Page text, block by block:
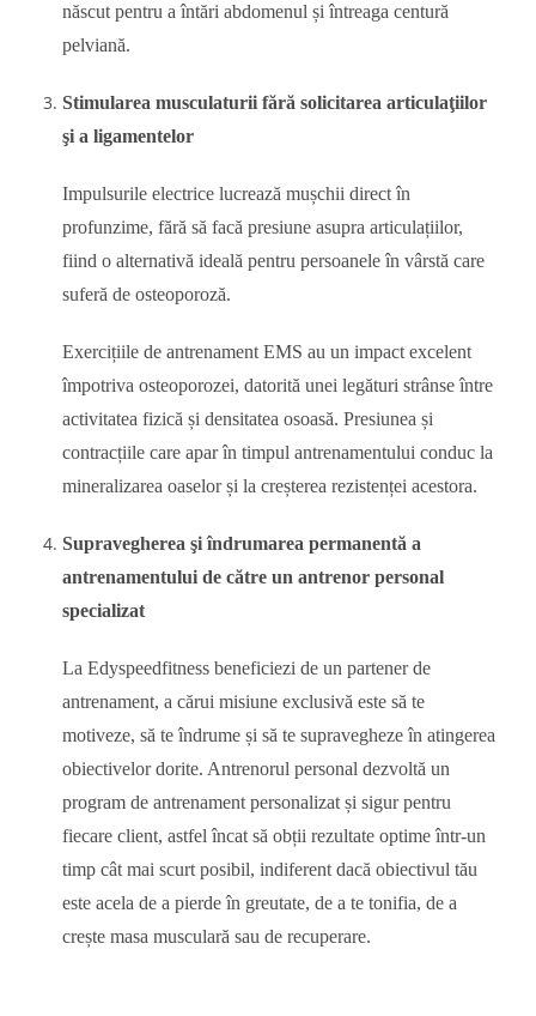
născut pentru a întări abdomenul și întreaga centură
pelviană.
Stimularea musculaturii fără solicitarea articulaţiilor
şi a ligamentelor
Impulsurile electrice lucrează mușchii direct în
profunzime, fără să facă presiune asupra articulațiilor,
fiind o alternativă ideală pentru persoanele în vârstă care
suferă de osteoporoză.
Exercițiile de antrenament EMS au un impact excelent
împotriva osteoporozei, datorită unei legături strânse între
activitatea fizică și densitatea osoasă. Presiunea și
contracțiile care apar în timpul antrenamentului conduc la
mineralizarea oaselor și la creșterea rezistenței acestora.
Supravegherea şi îndrumarea permanentă a
antrenamentului de către un antrenor personal
specializat
La Edyspeedfitness beneficiezi de un partener de
antrenament, a cărui misiune exclusivă este să te
motiveze, să te îndrume și să te supravegheze în atingerea
obiectivelor dorite. Antrenorul personal dezvoltă un
program de antrenament personalizat și sigur pentru
fiecare client, astfel încat să obții rezultate optime într-un
timp cât mai scurt posibil, indiferent dacă obiectivul tău
este acela de a pierde în greutate, de a te tonifia, de a
crește masa musculară sau de recuperare.